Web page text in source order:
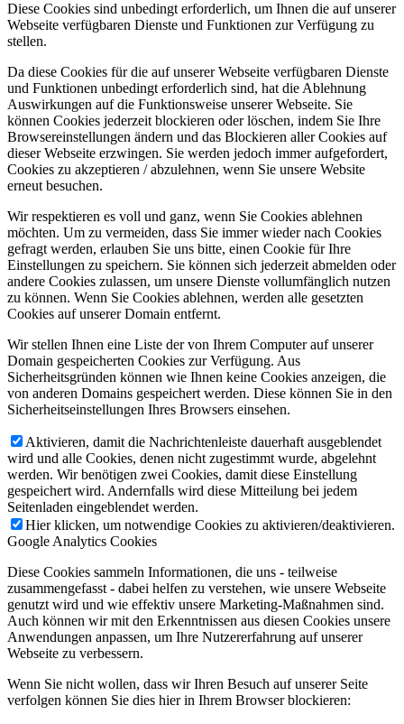
Diese Cookies sind unbedingt erforderlich, um Ihnen die auf unserer
Webseite verfügbaren Dienste und Funktionen zur Verfügung zu
stellen.
Da diese Cookies für die auf unserer Webseite verfügbaren Dienste
und Funktionen unbedingt erforderlich sind, hat die Ablehnung
Auswirkungen auf die Funktionsweise unserer Webseite. Sie
können Cookies jederzeit blockieren oder löschen, indem Sie Ihre
Browsereinstellungen ändern und das Blockieren aller Cookies auf
dieser Webseite erzwingen. Sie werden jedoch immer aufgefordert,
Cookies zu akzeptieren / abzulehnen, wenn Sie unsere Website
erneut besuchen.
Wir respektieren es voll und ganz, wenn Sie Cookies ablehnen
möchten. Um zu vermeiden, dass Sie immer wieder nach Cookies
gefragt werden, erlauben Sie uns bitte, einen Cookie für Ihre
Einstellungen zu speichern. Sie können sich jederzeit abmelden oder
andere Cookies zulassen, um unsere Dienste vollumfänglich nutzen
zu können. Wenn Sie Cookies ablehnen, werden alle gesetzten
Cookies auf unserer Domain entfernt.
Wir stellen Ihnen eine Liste der von Ihrem Computer auf unserer
Domain gespeicherten Cookies zur Verfügung. Aus
Sicherheitsgründen können wie Ihnen keine Cookies anzeigen, die
von anderen Domains gespeichert werden. Diese können Sie in den
Sicherheitseinstellungen Ihres Browsers einsehen.
Aktivieren, damit die Nachrichtenleiste dauerhaft ausgeblendet
wird und alle Cookies, denen nicht zugestimmt wurde, abgelehnt
werden. Wir benötigen zwei Cookies, damit diese Einstellung
gespeichert wird. Andernfalls wird diese Mitteilung bei jedem
Seitenladen eingeblendet werden.
Hier klicken, um notwendige Cookies zu aktivieren/deaktivieren.
Google Analytics Cookies
Diese Cookies sammeln Informationen, die uns - teilweise
zusammengefasst - dabei helfen zu verstehen, wie unsere Webseite
genutzt wird und wie effektiv unsere Marketing-Maßnahmen sind.
Auch können wir mit den Erkenntnissen aus diesen Cookies unsere
Anwendungen anpassen, um Ihre Nutzererfahrung auf unserer
Webseite zu verbessern.
Wenn Sie nicht wollen, dass wir Ihren Besuch auf unserer Seite
verfolgen können Sie dies hier in Ihrem Browser blockieren: